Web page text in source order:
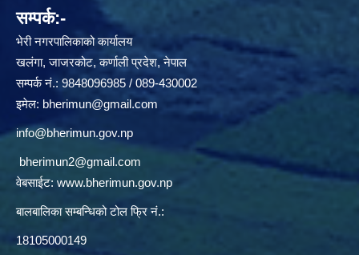
सम्पर्क:-
भेरी नगरपालिकाको कार्यालय
खलंगा, जाजरकोट, कर्णाली प्रदेश, नेपाल
सम्पर्क नं.: 9848096985 / 089-430002
इमेल: bherimun@gmail.com
info@bherimun.gov.np
bherimun2@gmail.com
वेबसाईट: www.bherimun.gov.np
बालबालिका सम्बन्धिको टोल फ्रि नं.:
18105000149